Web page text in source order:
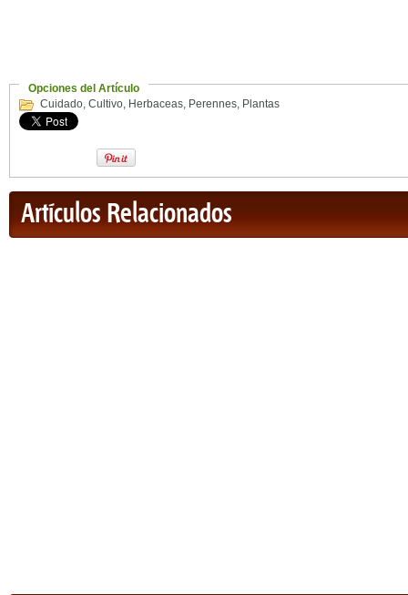
Opciones del Artículo
Cuidado, Cultivo, Herbaceas, Perennes, Plantas
Artículos Relacionados